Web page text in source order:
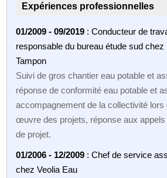
Expériences professionnelles
01/2009 - 09/2019 : Conducteur de
responsable du bureau étude sud chez
Tampon
Suivi de gros chantier eau potable et
réponse de conformité eau potable et
accompagnement de la collectivité lors
œuvre des projets, réponse aux appels
de projet.
01/2006 - 12/2009 : Chef de service
chez Veolia Eau